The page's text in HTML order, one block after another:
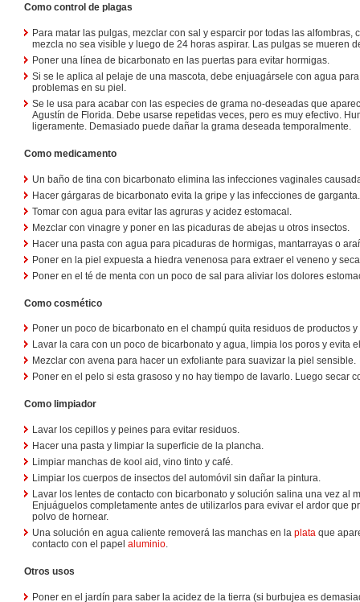
Como control de plagas
Para matar las pulgas, mezclar con sal y esparcir por todas las alfombras,
mezcla no sea visible y luego de 24 horas aspirar. Las pulgas se mueren
Poner una línea de bicarbonato en las puertas para evitar hormigas.
Si se le aplica al pelaje de una mascota, debe enjuagársele con agua
problemas en su piel.
Se le usa para acabar con las especies de grama no-deseadas que
Agustín de Florida. Debe usarse repetidas veces, pero es muy efectivo.
ligeramente. Demasiado puede dañar la grama deseada temporalmente.
Como medicamento
Un baño de tina con bicarbonato elimina las infecciones vaginales
Hacer gárgaras de bicarbonato evita la gripe y las infecciones de garganta.
Tomar con agua para evitar las agruras y acidez estomacal.
Mezclar con vinagre y poner en las picaduras de abejas u otros insectos.
Hacer una pasta con agua para picaduras de hormigas, mantarrayas o
Poner en la piel expuesta a hiedra venenosa para extraer el veneno y
Poner en el té de menta con un poco de sal para aliviar los dolores
Como cosmético
Poner un poco de bicarbonato en el champú quita residuos de productos
Lavar la cara con un poco de bicarbonato y agua, limpia los poros y evita
Mezclar con avena para hacer un exfoliante para suavizar la piel sensible.
Poner en el pelo si esta grasoso y no hay tiempo de lavarlo. Luego secar
Como limpiador
Lavar los cepillos y peines para evitar residuos.
Hacer una pasta y limpiar la superficie de la plancha.
Limpiar manchas de kool aid, vino tinto y café.
Limpiar los cuerpos de insectos del automóvil sin dañar la pintura.
Lavar los lentes de contacto con bicarbonato y solución salina una vez al
Enjuáguelos completamente antes de utilizarlos para evivar el ardor que
polvo de hornear.
Una solución en agua caliente removerá las manchas en la plata que
contacto con el papel aluminio.
Otros usos
Poner en el jardín para saber la acidez de la tierra (si burbujea es